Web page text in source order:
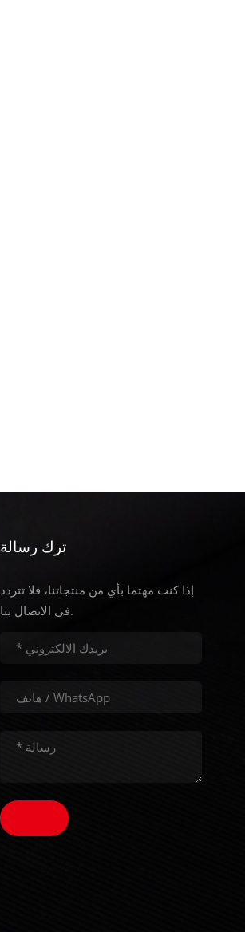
ترك رسالة
إذا كنت مهتما بأي من منتجاتنا، فلا تتردد
في الاتصال بنا.